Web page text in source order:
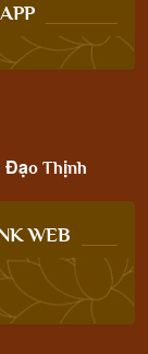
Đạo Thịnh
WEB